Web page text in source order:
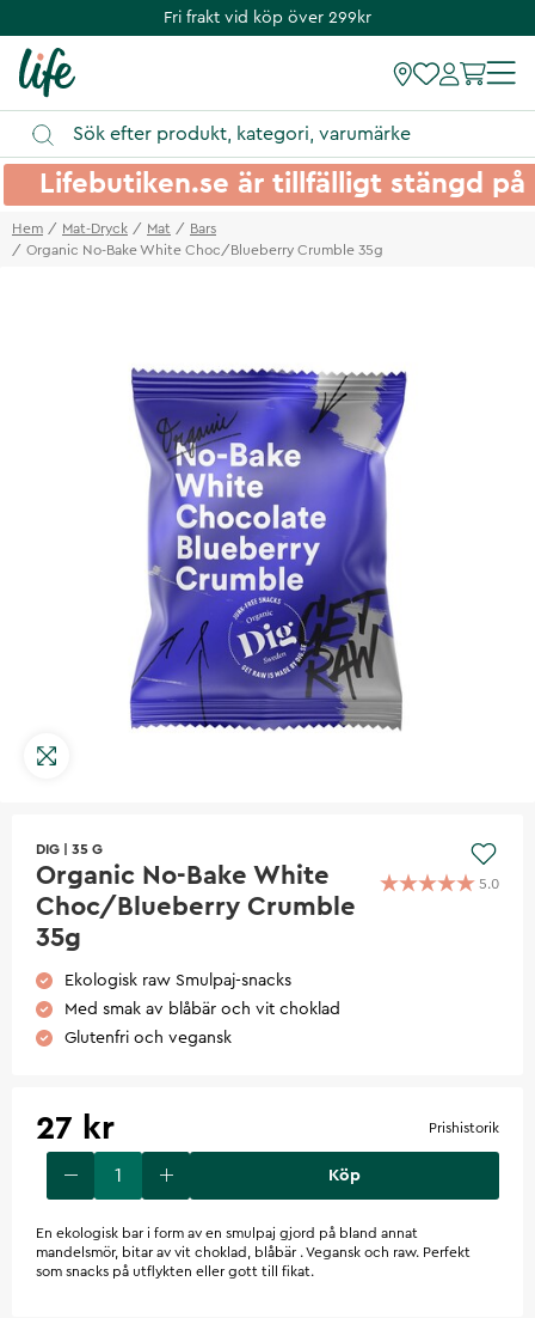
Fri frakt vid köp över 299kr
Lifebutiken.se är tillfälligt stängd
Hem Mat-Dryck Mat
Bars
Organic No-Bake White Choc/Blueberry Crumble 35g
DIG 35 G
Organic No-Bake White
Choc/Blueberry Crumble
35g
5.0
Ekologisk raw Smulpaj-snacks
Med smak av blåbär och vit choklad
Glutenfri och vegansk
27 kr Prishistorik
Köp
​En ekologisk bar i form av en smulpaj gjord på bland annat
mandelsmör, bitar av vit choklad, blåbär . Vegansk och raw. Perfekt
som snacks på utflykten eller gott till fikat.